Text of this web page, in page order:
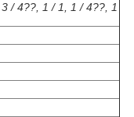
/ 4??, 1 / 1, 1 / 4??, 1